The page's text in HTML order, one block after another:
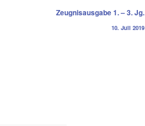
Zeugnisausgabe 1. – 3. Jg.
10. Juli 2019